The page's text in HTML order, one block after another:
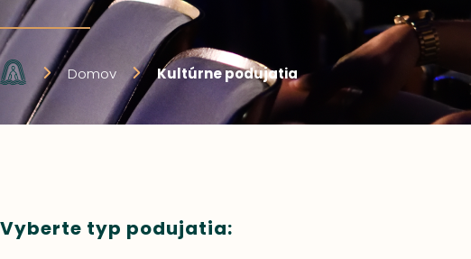
Domov Kultúrne podujatia
Vyberte typ podujatia: